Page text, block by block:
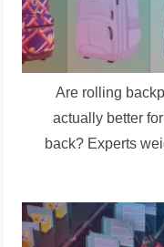
Are rolling
actually better
back? Experts